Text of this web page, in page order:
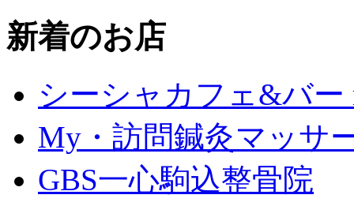
新着のお店
シーシャカフェ&バー
My・訪問鍼灸マッサ
GBS一心駒込整骨院